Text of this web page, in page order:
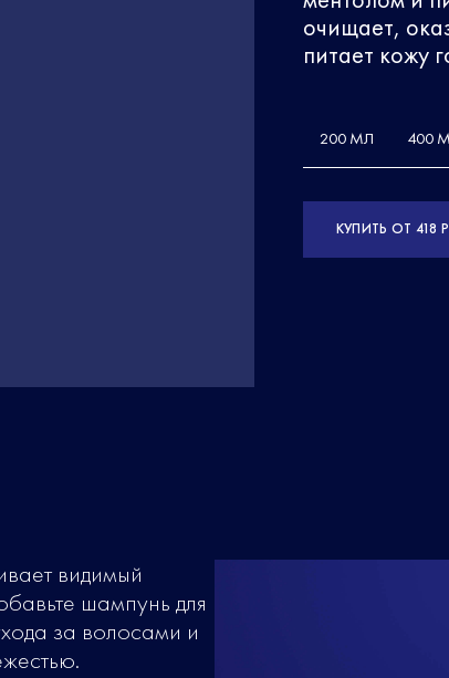
очищает,
питает кожу
200 МЛ 400
КУПИТЬ ОТ 418
видимый
шампунь для
за волосами и